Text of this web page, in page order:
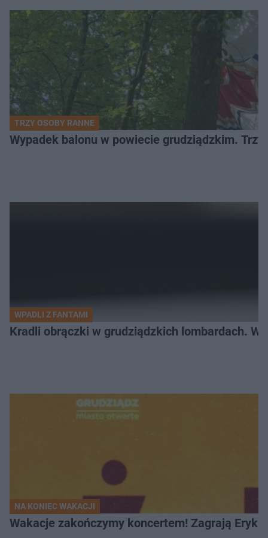
TRZY OSOBY RANNE
Wypadek balonu w powiecie grudziądzkim.
WPADLI Z FANTAMI
Kradli obrączki w grudziądzkich lombardach.
NA KONIEC WAKACJI
Wakacje zakończymy koncertem! Zagrają Eryk